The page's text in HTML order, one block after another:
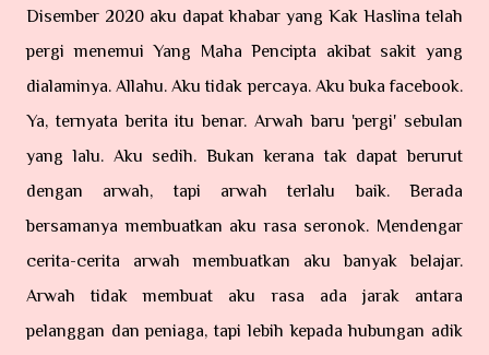
Disember 2020 aku dapat khabar yang Kak Haslina telah
pergi menemui Yang Maha Pencipta akibat sakit yang
dialaminya. Allahu. Aku tidak percaya. Aku buka facebook.
Ya, ternyata berita itu benar. Arwah baru 'pergi' sebulan
yang lalu. Aku sedih. Bukan kerana tak dapat berurut
dengan arwah, tapi arwah terlalu baik. Berada
bersamanya membuatkan aku rasa seronok. Mendengar
cerita-cerita arwah membuatkan aku banyak belajar.
Arwah tidak membuat aku rasa ada jarak antara
pelanggan dan peniaga, tapi lebih kepada hubungan adik